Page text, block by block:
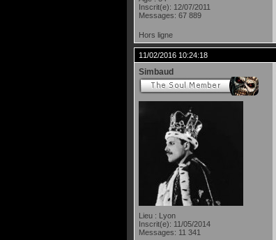
Inscrit(e): 12/07/2011
Messages: 67 889
Hors ligne
11/02/2016 10:24:18
Simbaud
Lieu : Lyon
Inscrit(e): 11/05/2014
Messages: 11 341